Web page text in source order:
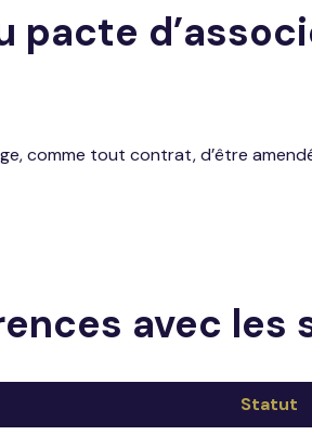
pacte
comme tout contrat, d’être
avec les
Statut